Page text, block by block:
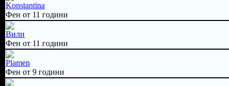
Konstantina
Фен от 11 години
Вили
Фен от 11 години
Plamen
Фен от 9 години